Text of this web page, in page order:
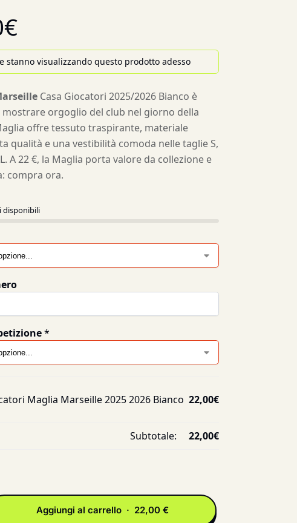
€
stanno visualizzando questo prodotto adesso
Casa Giocatori 2025/2026 Bianco è
mostrare orgoglio del club nel giorno della
offre tessuto traspirante, materiale
qualità e una vestibilità comoda nelle taglie S,
A 22 €, la Maglia porta valore da collezione e
compra ora.
disponibili
*
Maglia Marseille 2025 2026 Bianco 22,00€
Subtotale: 22,00€
Aggiungi al carrello · 22,00 €